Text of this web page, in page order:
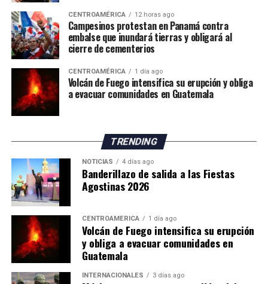
«Felicidades a todas y
todos los mexicanos por
hacer de México la mejor
sede y a nuestra Selección
Nacional por el gran papel
Durante la ceremonia de premiación, la mandataria
mexicana entregó el Balón de Oro al mejor jugador del
Mundial, reconocimiento que fue otorgado al español
Rodri. Además, participó en la entrega de medallas a los
futbolistas de ambas selecciones junto al primer
ministro de Canadá, Mark Carney; el presidente de
Estados Unidos, Donald Trump; y el presidente de la
FIFA, Gianni Infantino.
CENTROAMÉRICA 12 horas ago
Campesinos protestan en Panamá contra
embalse que inundará tierras y obligará al
cierre de cementerios
CENTROAMÉRICA 1 día ago
Volcán de Fuego intensifica su erupción y obliga
a evacuar comunidades en Guatemala
TRENDING
NOTICIAS 4 días ago
Banderillazo de salida a las Fiestas
Agostinas 2026
CENTROAMÉRICA 1 día ago
Volcán de Fuego intensifica su erupción
y obliga a evacuar comunidades en
Guatemala
INTERNACIONALES 3 días ago